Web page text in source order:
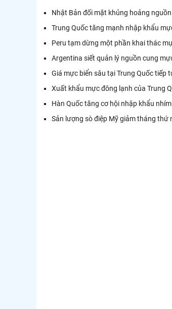
Nhật Bản đối mặt khủng hoảng
Trung Quốc tăng mạnh nhập khẩu
Peru tạm dừng một phần khai thác
Argentina siết quản lý nguồn cung
Giá mực biển sâu tại Trung Quốc tiếp
Xuất khẩu mực đông lạnh của Trung
Hàn Quốc tăng cơ hội nhập khẩu
Sản lượng sò điệp Mỹ giảm tháng thứ